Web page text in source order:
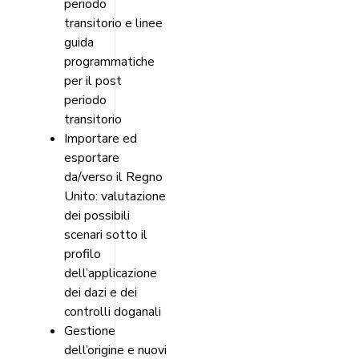
periodo
transitorio e linee
guida
programmatiche
per il post
periodo
transitorio
Importare ed
esportare
da/verso il Regno
Unito: valutazione
dei possibili
scenari sotto il
profilo
dell’applicazione
dei dazi e dei
controlli doganali
Gestione
dell’origine e nuovi